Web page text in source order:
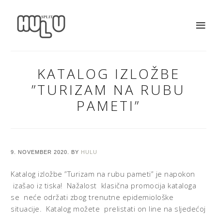
KATALOG IZLOŽBE
”TURIZAM NA RUBU
PAMETI”
9. NOVEMBER 2020. BY HULU
Katalog izložbe ”Turizam na rubu pameti” je napokon
izašao iz tiska! Nažalost klasična promocija kataloga
se neće održati zbog trenutne epidemiološke
situacije. Katalog možete prelistati on line na sljedećoj